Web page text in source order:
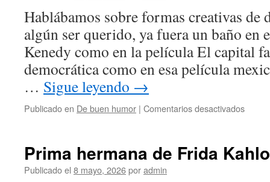
Hablábamos sobre formas creativas de
algún ser querido, ya fuera un baño en
Kenedy como en la película El capital
democrática como en esa película
… Sigue leyendo →
Publicado en De buen humor | Comentarios desactivadosen
Prima hermana de Frida Kahlo
Publicado el 8 mayo, 2026poradmin